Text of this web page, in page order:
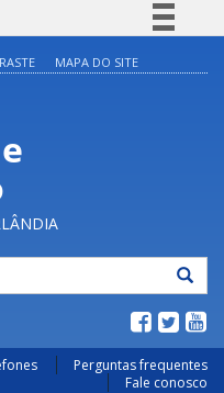
Acesso à informação
MAPA DO SITE
Perguntas frequentes
Fale conosco